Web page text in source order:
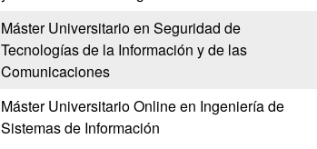
Máster Universitario en Seguridad de
Tecnologías de la Información y de las
Comunicaciones
Máster Universitario Online en Ingeniería de
Sistemas de Información